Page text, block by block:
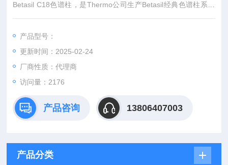
Betasil C18色谱柱，是Thermo公司生产Betasil经典色谱柱系列
的C18键合硅胶色谱柱.Betasil系列色谱柱是一款真正高效的色谱
盖键合的*键合方式，比表面积高！
产品型号：
更新时间：2025-02-24
厂商性质：代理商
访问量：2176
产品咨询 13806407003
产品分类